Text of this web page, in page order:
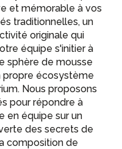
et mémorable à vos
traditionnelles, un
originale qui
équipe s'initier à
sphère de mousse
propre écosystème
Nous proposons
pour répondre à
en équipe sur un
des secrets de
composition de